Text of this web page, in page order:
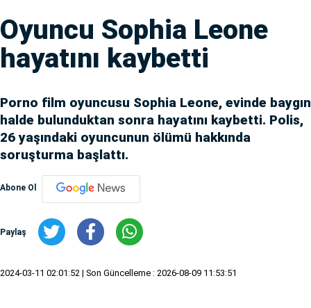
Oyuncu Sophia Leone
hayatını kaybetti
Porno film oyuncusu Sophia Leone, evinde baygın
halde bulunduktan sonra hayatını kaybetti. Polis,
26 yaşındaki oyuncunun ölümü hakkında
soruşturma başlattı.
Abone Ol
Paylaş
2024-03-11 02:01:52 | Son Güncelleme : 2026-08-09 11:53:51